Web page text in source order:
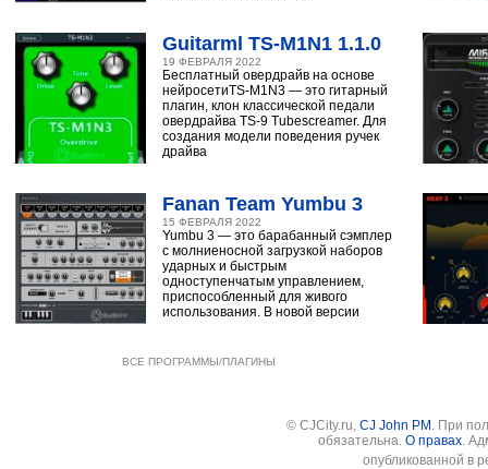
Guitarml TS-M1N1 1.1.0
19 ФЕВРАЛЯ 2022
Бесплатный овердрайв на основе
нейросетиTS-M1N3 — это гитарный
плагин, клон классической педали
овердрайва TS-9 Tubescreamer. Для
создания модели поведения ручек
драйва
Fanan Team Yumbu 3
15 ФЕВРАЛЯ 2022
Yumbu 3 — это барабанный сэмплер
с молниеносной загрузкой наборов
ударных и быстрым
одноступенчатым управлением,
приспособленный для живого
использования. В новой версии
ВСЕ ПРОГРАММЫ/ПЛАГИНЫ
© CJCity.ru, CJ John PM . При
обязательна. О правах.
опубликованной в